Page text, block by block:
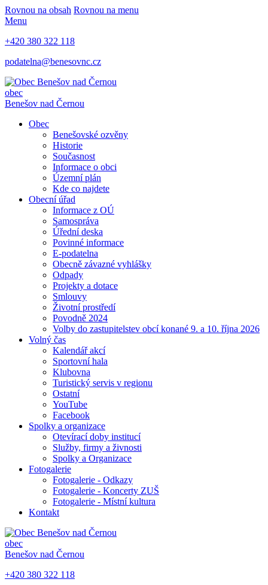
Rovnou na obsah Rovnou na menu
Menu
+420 380 322 118
podatelna@benesovnc.cz
obec
Benešov nad Černou
Obec
Benešovské ozvěny
Historie
Současnost
Informace o obci
Územní plán
Kde co najdete
Obecní úřad
Informace z OÚ
Samospráva
Úřední deska
Povinné informace
E-podatelna
Obecně závazné vyhlášky
Odpady
Projekty a dotace
Smlouvy
Životní prostředí
Povodně 2024
Volby do zastupitelstev obcí konané 9. a 10. října 2026
Volný čas
Kalendář akcí
Sportovní hala
Klubovna
Turistický servis v regionu
Ostatní
YouTube
Facebook
Spolky a organizace
Otevírací doby institucí
Služby, firmy a živnosti
Spolky a Organizace
Fotogalerie
Fotogalerie - Odkazy
Fotogalerie - Koncerty ZUŠ
Fotogalerie - Místní kultura
Kontakt
obec
Benešov nad Černou
+420 380 322 118